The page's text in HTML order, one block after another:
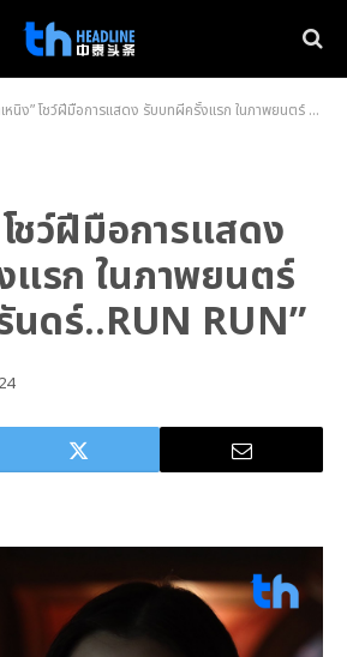
นิง” โชว์ฝีมือการแสดง รับบทผีครั้งแรก ในภาพยนตร์ “404 สุขีนิรันดร์..RUN RUN”
ชว์ฝีมือการแสดง
รก ในภาพยนตร์
นดร์..RUN RUN”